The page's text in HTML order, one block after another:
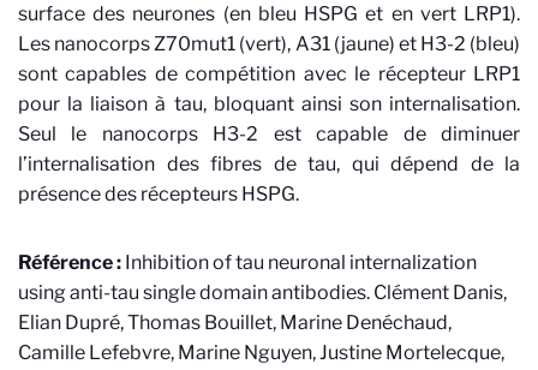
surface des neurones (en bleu HSPG et en vert LRP1).
Les nanocorps Z70mut1 (vert), A31 (jaune) et H3-2 (bleu)
sont capables de compétition avec le récepteur LRP1
pour la liaison à tau, bloquant ainsi son internalisation.
Seul le nanocorps H3-2 est capable de diminuer
l’internalisation des fibres de tau, qui dépend de la
présence des récepteurs HSPG.
Référence : Inhibition of tau neuronal internalization
using anti-tau single domain antibodies. Clément Danis,
Elian Dupré, Thomas Bouillet, Marine Denéchaud,
Camille Lefebvre, Marine Nguyen, Justine Mortelecque,